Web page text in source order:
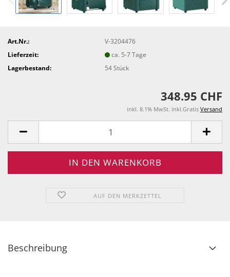
Art.Nr.:
V-3204476
Lieferzeit:
ca. 5-7 Tage
Lagerbestand:
54Stück
348.95 CHF
inkl. 8.1% MwSt. inkl.Gratis Versand
AUF DEN MERKZETTEL
Beschreibung